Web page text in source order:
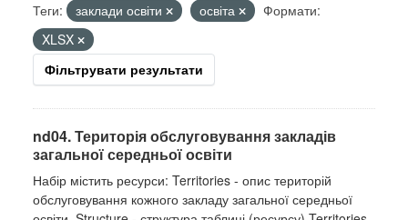
Теги: заклади освіти освіта
Формати:
XLSX
Фільтрувати результати
nd04. Територія обслуговування закладів
загальної середньої освіти
Набір містить ресурси: Territories - опис територій
обслуговування кожного закладу загальної середньої